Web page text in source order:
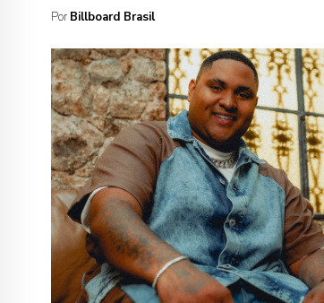
Por Billboard Brasil